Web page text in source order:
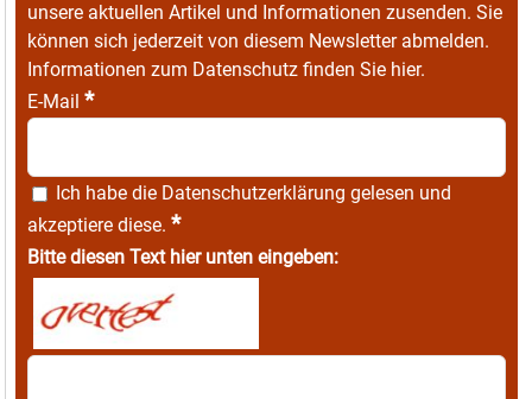
unsere aktuellen Artikel und Informationen zusenden. Sie
können sich jederzeit von diesem Newsletter abmelden.
Informationen zum Datenschutz finden Sie hier.
E-Mail *
Ich habe die Datenschutzerklärung gelesen und
akzeptiere diese. *
Bitte diesen Text hier unten eingeben: